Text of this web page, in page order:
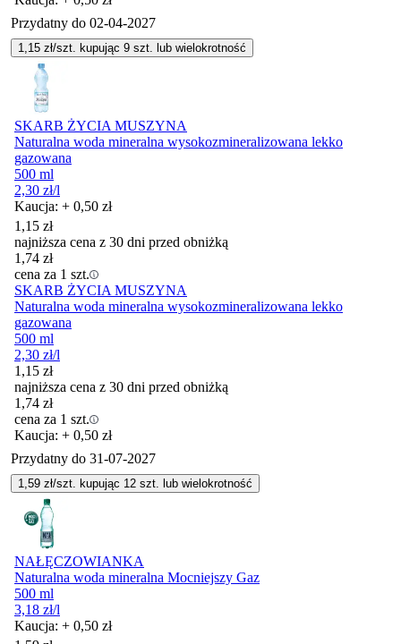
Przydatny do 02-04-2027
1,15 zł/szt. kupując 9 szt. lub wielokrotność
SKARB ŻYCIA MUSZYNA
Naturalna woda mineralna wysokozmineralizowana lekko
gazowana
500 ml
2,30 zł/l
Kaucja: + 0,50 zł
1,15 zł
najniższa cena z 30 dni przed obniżką
1,74 zł
cena za 1 szt.
SKARB ŻYCIA MUSZYNA
Naturalna woda mineralna wysokozmineralizowana lekko
gazowana
500 ml
2,30 zł/l
1,15 zł
najniższa cena z 30 dni przed obniżką
1,74 zł
cena za 1 szt.
Kaucja: + 0,50 zł
Przydatny do 31-07-2027
1,59 zł/szt. kupując 12 szt. lub wielokrotność
NAŁĘCZOWIANKA
Naturalna woda mineralna Mocniejszy Gaz
500 ml
3,18 zł/l
Kaucja: + 0,50 zł